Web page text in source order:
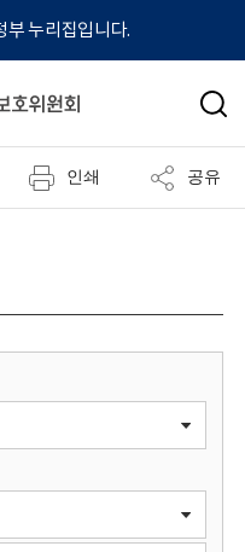
부 누리집입니다.
검
인쇄 공유